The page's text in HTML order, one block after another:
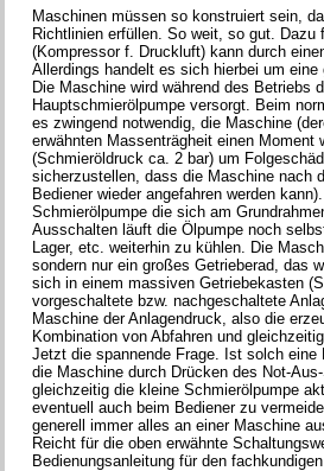
Maschinen müssen so konstruiert sein,
Richtlinien erfüllen. So weit, so gut.
(Kompressor f. Druckluft) kann durch
Allerdings handelt es sich hierbei um
Die Maschine wird während des Betriebs
Hauptschmierölpumpe versorgt. Beim
es zwingend notwendig, die Maschine
erwähnten Massenträgheit einen
(Schmieröldruck ca. 2 bar) um
sicherzustellen, dass die Maschine nach
Bediener wieder angefahren werden
Schmierölpumpe die sich am
Ausschalten läuft die Ölpumpe noch
Lager, etc. weiterhin zu kühlen. Die
sondern nur ein großes Getrieberad, das
sich in einem massiven Getriebekasten
vorgeschaltete bzw. nachgeschaltete
Maschine der Anlagendruck, also die
Kombination von Abfahren und
Jetzt die spannende Frage. Ist solch
die Maschine durch Drücken des Not-
gleichzeitig die kleine Schmierölpumpe
eventuell auch beim Bediener zu
generell immer alles an einer Maschine
Reicht für die oben erwähnte
Bedienungsanleitung für den